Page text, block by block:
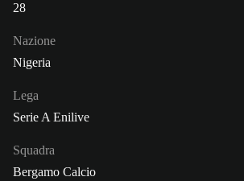
28
Nazione
Nigeria
Lega
Serie A Enilive
Squadra
Bergamo Calcio